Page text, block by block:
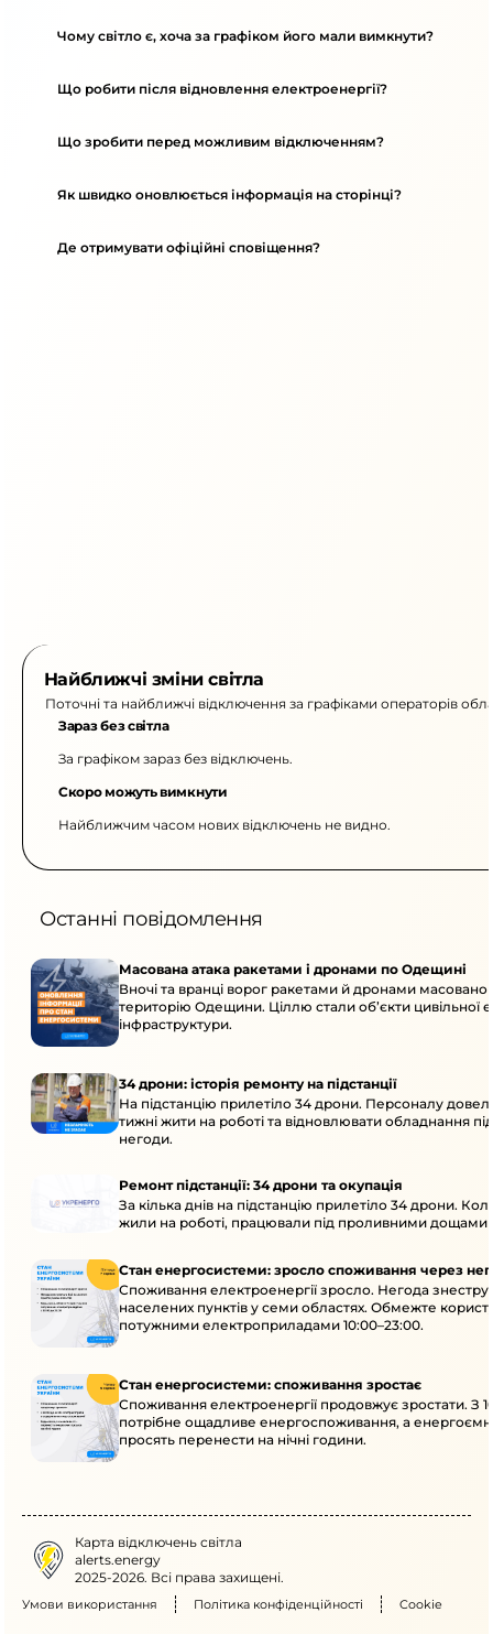
Чому світло є, хоча за графіком його мали вимкнути?
Що робити після відновлення електроенергії?
Що зробити перед можливим відключенням?
Як швидко оновлюється інформація на сторінці?
Де отримувати офіційні сповіщення?
Найближчі зміни світла
Поточні та найближчі відключення за графіками операторів
Зараз без світла
За графіком зараз без відключень.
Скоро можуть вимкнути
Найближчим часом нових відключень не видно.
Останні повідомлення
Масована атака ракетами і дронами по Одещині
Вночі та вранці ворог ракетами й дронами масовано
територію Одещини. Ціллю стали об’єкти цивільної
інфраструктури.
34 дрони: історія ремонту на підстанції
На підстанцію прилетіло 34 дрони. Персоналу
тижні жити на роботі та відновлювати обладнання під
негоди.
Ремонт підстанції: 34 дрони та окупація
За кілька днів на підстанцію прилетіло 34 дрони.
жили на роботі, працювали під проливними дощами
Стан енергосистеми: зросло споживання через
Споживання електроенергії зросло. Негода
населених пунктів у семи областях. Обмежте
потужними електроприладами 10:00–23:00.
Стан енергосистеми: споживання зростає
Споживання електроенергії продовжує зростати. З
потрібне ощадливе енергоспоживання, а
просять перенести на нічні години.
Карта відключень світла
alerts.energy
2025-2026. Всі права захищені.
Умови використання Політика конфіденційності Cookie